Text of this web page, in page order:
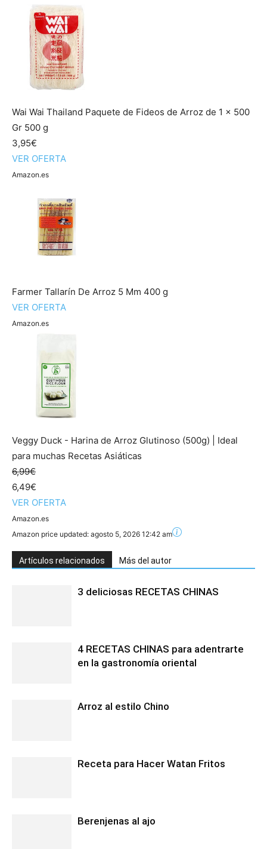
Wai Wai Thailand Paquete de Fideos de Arroz de 1 x 500
Gr 500 g
3,95€
VER OFERTA
Amazon.es
Farmer Tallarín De Arroz 5 Mm 400 g
VER OFERTA
Amazon.es
Veggy Duck - Harina de Arroz Glutinoso (500g) | Ideal
para muchas Recetas Asiáticas
6,99€
6,49€
VER OFERTA
Amazon.es
Amazon price updated: agosto 5, 2026 12:42 am
Artículos relacionados Más del autor
3 deliciosas RECETAS CHINAS
4 RECETAS CHINAS para adentrarte
en la gastronomía oriental
Arroz al estilo Chino
Receta para Hacer Watan Fritos
Berenjenas al ajo